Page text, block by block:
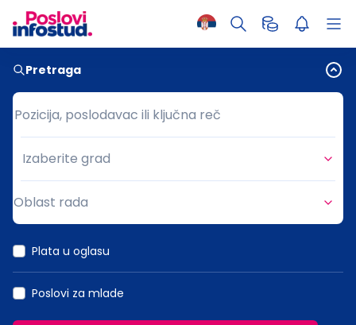
Pretraga
Pozicija, poslodavac ili ključna reč
Pozicija, poslodavac ili ključna reč
Grad
Izaberite grad
Oblast rada
Plata u oglasu
Poslovi za mlade